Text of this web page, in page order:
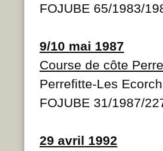
FOJUBE 65/1983/
9/10 mai 1987
Course de côte
Perrefitte-Les
FOJUBE 31/1987/
29 avril 1992